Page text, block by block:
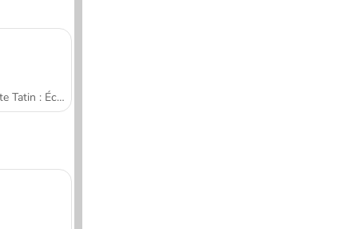
Tarte Tatin : École de cuisine de Sara